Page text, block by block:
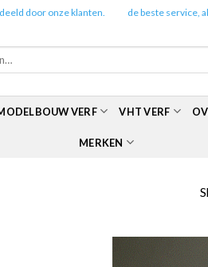
door onze klanten. de beste service,
VERF VHT VERF
MERKEN